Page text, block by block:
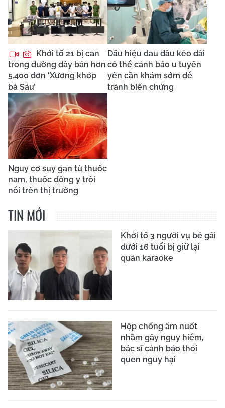
Khởi tố 21 bị can
trong đường dây bán hơn
5.400 đơn ‘Xương khớp
bà Sáu’
Dấu hiệu đau đầu kéo dài
có thể cảnh báo u tuyến
yên cần khám sớm để
tránh biến chứng
Nguy cơ suy gan từ thuốc
nam, thuốc đông y trôi
nổi trên thị trường
TIN MỚI
Khởi tố 3 người vụ bé gái
dưới 16 tuổi bị giữ lại
quán karaoke
Hộp chống ẩm nuốt
nhầm gây nguy hiểm,
bác sĩ cảnh báo thói
quen nguy hại